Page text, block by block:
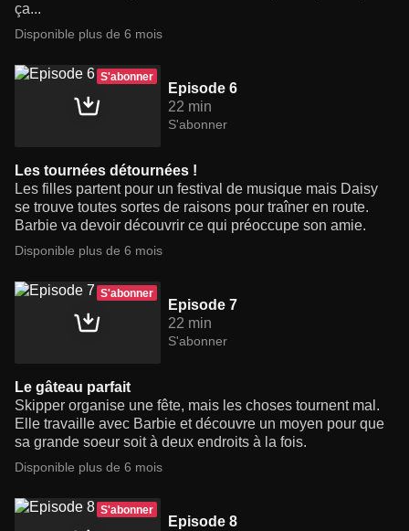
ça...
Disponible plus de 6 mois
S'abonner
Episode 6
22 min
S'abonner
Les tournées détournées !
Les filles partent pour un festival de musique mais Daisy
se trouve toutes sortes de raisons pour traîner en route.
Barbie va devoir découvrir ce qui préoccupe son amie.
Disponible plus de 6 mois
S'abonner
Episode 7
22 min
S'abonner
Le gâteau parfait
Skipper organise une fête, mais les choses tournent mal.
Elle travaille avec Barbie et découvre un moyen pour que
sa grande soeur soit à deux endroits à la fois.
Disponible plus de 6 mois
S'abonner
Episode 8